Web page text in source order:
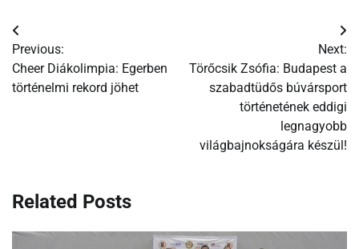
Bejegyzés
navigáció
Previous:
Cheer Diákolimpia: Egerben
történelmi rekord jöhet
Next:
Törőcsik Zsófia: Budapest a
szabadtüdős búvársport
történetének eddigi
legnagyobb
világbajnokságára készül!
Related Posts